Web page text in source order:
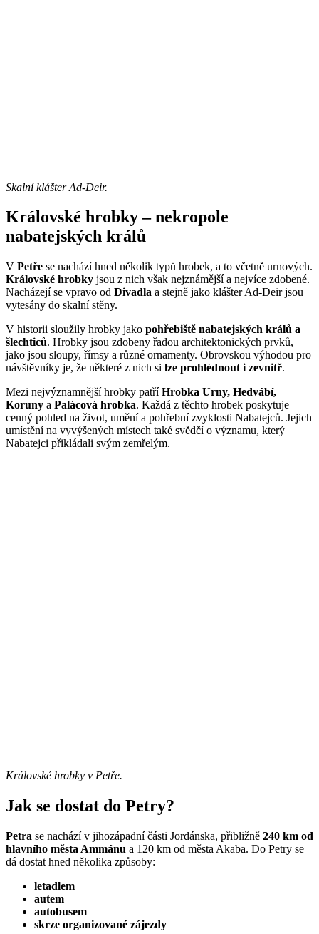
Skalní klášter Ad-Deir.
Královské hrobky – nekropole
nabatejských králů
V Petře se nachází hned několik typů hrobek, a to včetně urnových.
Královské hrobky jsou z nich však nejznámější a nejvíce zdobené.
Nacházejí se vpravo od Divadla a stejně jako klášter Ad-Deir jsou
vytesány do skalní stěny.
V historii sloužily hrobky jako pohřebiště nabatejských králů a
šlechticů. Hrobky jsou zdobeny řadou architektonických prvků,
jako jsou sloupy, římsy a různé ornamenty. Obrovskou výhodou pro
návštěvníky je, že některé z nich si lze prohlédnout i zevnitř.
Mezi nejvýznamnější hrobky patříHrobka Urny, Hedvábí,
Koruny a Palácová hrobka. Každá z těchto hrobek poskytuje
cenný pohled na život, umění a pohřební zvyklosti Nabatejců. Jejich
umístění na vyvýšených místech také svědčí o významu, který
Nabatejci přikládali svým zemřelým.
Královské hrobky v Petře.
Jak se dostat do Petry?
Petra se nachází v jihozápadní části Jordánska, přibližně 240 km od
hlavního města Ammánu a 120 km od města Akaba. Do Petry se
dá dostat hned několika způsoby:
letadlem
autem
autobusem
skrze organizované zájezdy